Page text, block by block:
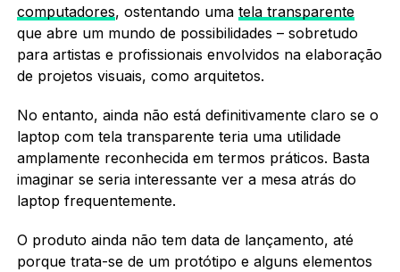
computadores, ostentando uma tela transparente
que abre um mundo de possibilidades – sobretudo
para artistas e profissionais envolvidos na elaboração
de projetos visuais, como arquitetos.
No entanto, ainda não está definitivamente claro se o
laptop com tela transparente teria uma utilidade
amplamente reconhecida em termos práticos. Basta
imaginar se seria interessante ver a mesa atrás do
laptop frequentemente.
O produto ainda não tem data de lançamento, até
porque trata-se de um protótipo e alguns elementos